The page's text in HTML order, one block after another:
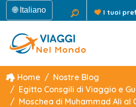
🌐 Italiano I tuoi
Home
Nostre Blog
Egitto Consgili di Viaggio e
Moschea di Muhammad Ali al